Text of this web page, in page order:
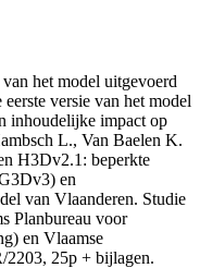
het model uitgevoerd
versie van het model
inhoudelijke impact op
L., Van Baelen K.
H3Dv2.1: beperkte
en
van Vlaanderen. Studie
Planbureau voor
en Vlaamse
25p + bijlagen.